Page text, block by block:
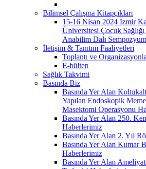
Bilimsel Çalışma Kitapçıkları
15-16 Nisan 2024 İzmir
Üniversitesi Çocuk Sağlığı
Anabilim Dalı
İletişim & Tanıtım Faaliyetleri
Toplantı ve
E-bülten
Sağlık Takvimi
Basında Biz
Basında Yer Alan
Yapılan Endoskopik
Masektomi Operasyonu
Basında Yer Alan 250.
Haberlerimiz
Basında Yer Alan 2. Yıl
Basında Yer Alan Kumar
Haberlerimiz
Basında Yer Alan